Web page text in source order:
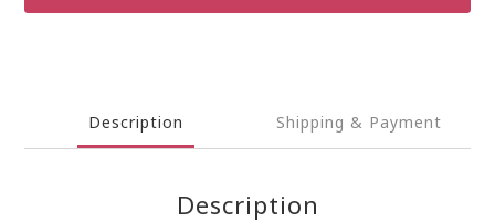
Description Shipping & Payment
Description